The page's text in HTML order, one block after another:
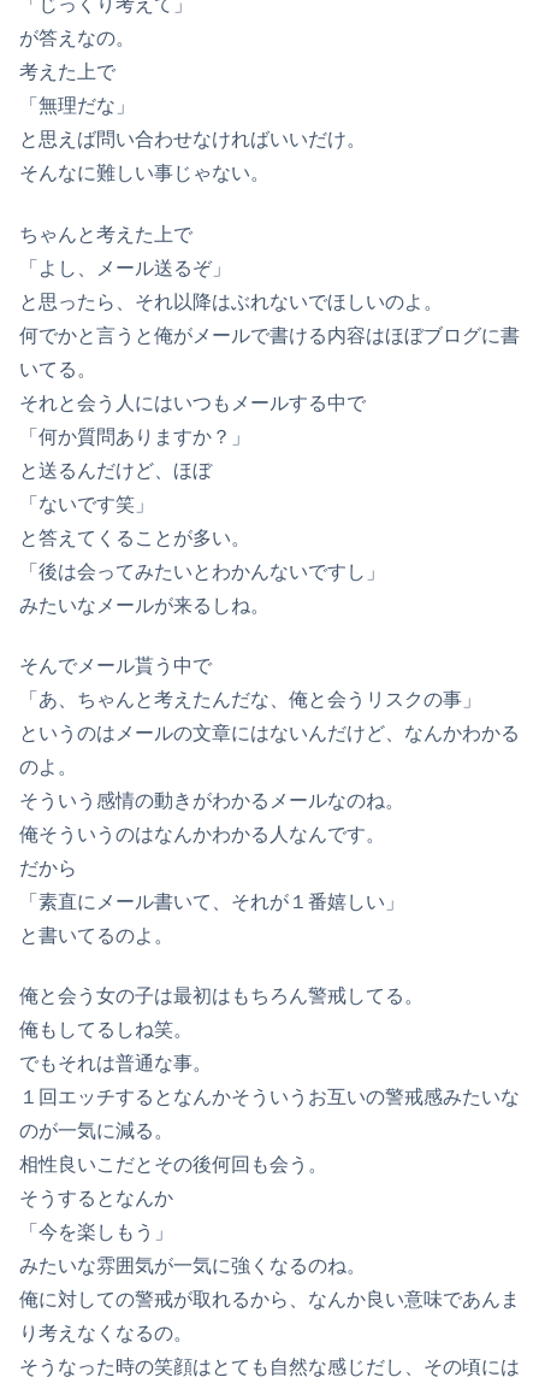
「じっくり考えて」
が答えなの。
考えた上で
「無理だな」
と思えば問い合わせなければいいだけ。
そんなに難しい事じゃない。
ちゃんと考えた上で
「よし、メール送るぞ」
と思ったら、それ以降はぶれないでほしいのよ。
何でかと言うと俺がメールで書ける内容はほぼブログに書
いてる。
それと会う人にはいつもメールする中で
「何か質問ありますか？」
と送るんだけど、ほぼ
「ないです笑」
と答えてくることが多い。
「後は会ってみたいとわかんないですし」
みたいなメールが来るしね。
そんでメール貰う中で
「あ、ちゃんと考えたんだな、俺と会うリスクの事」
というのはメールの文章にはないんだけど、なんかわかる
のよ。
そういう感情の動きがわかるメールなのね。
俺そういうのはなんかわかる人なんです。
だから
「素直にメール書いて、それが１番嬉しい」
と書いてるのよ。
俺と会う女の子は最初はもちろん警戒してる。
俺もしてるしね笑。
でもそれは普通な事。
１回エッチするとなんかそういうお互いの警戒感みたいな
のが一気に減る。
相性良いこだとその後何回も会う。
そうするとなんか
「今を楽しもう」
みたいな雰囲気が一気に強くなるのね。
俺に対しての警戒が取れるから、なんか良い意味であんま
り考えなくなるの。
そうなった時の笑顔はとても自然な感じだし、その頃には